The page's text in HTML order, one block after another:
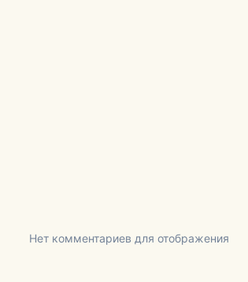
Нет комментариев для отображения